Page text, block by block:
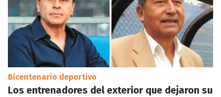
Bicentenario deportivo
Los entrenadores del exterior que dejaron su